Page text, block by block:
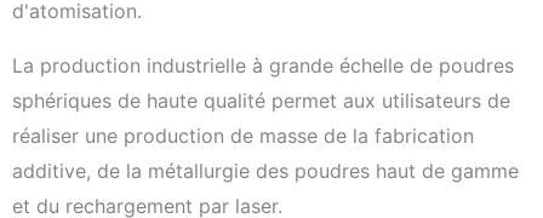
d'atomisation.
La production industrielle à grande échelle de poudres
sphériques de haute qualité permet aux utilisateurs de
réaliser une production de masse de la fabrication
additive, de la métallurgie des poudres haut de gamme
et du rechargement par laser.